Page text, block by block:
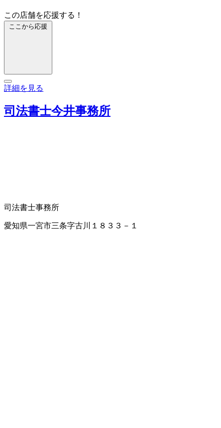
この店舗を応援する！
ここから応援
詳細を見る
司法書士今井事務所
司法書士事務所
愛知県一宮市三条字古川１８３３－１